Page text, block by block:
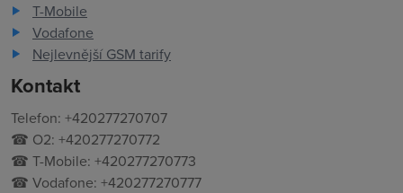
T-Mobile
Vodafone
Nejlevnější GSM tarify
Kontakt
Telefon: +420277270707
☎ O2: +420277270772
☎ T-Mobile: +420277270773
☎ Vodafone: +420277270777